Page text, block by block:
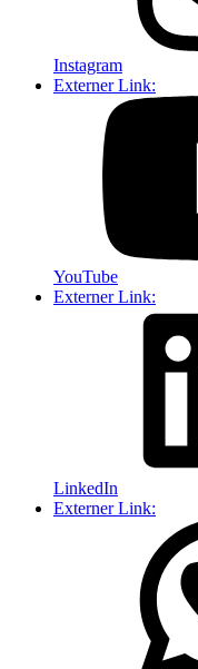
Instagram
Externer Link:
YouTube
Externer Link:
LinkedIn
Externer Link: